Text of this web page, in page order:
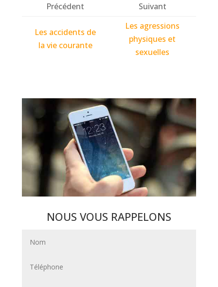
Précédent Suivant
Les accidents de
la vie courante
Les agressions
physiques et
sexuelles
NOUS VOUS RAPPELONS